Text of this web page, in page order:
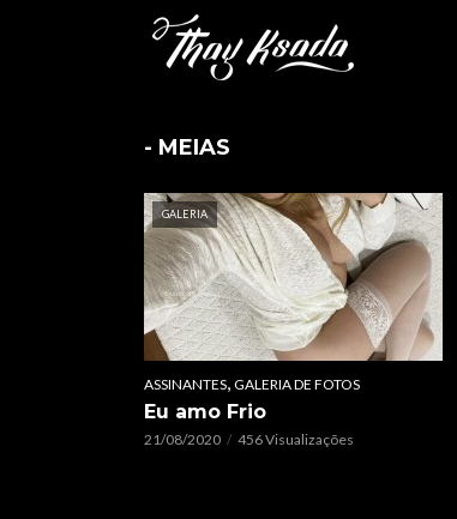
- MEIAS
GALERIA
ASSINANTES, GALERIA DE FOTOS
Eu amo Frio
21/08/2020 456 Visualizações